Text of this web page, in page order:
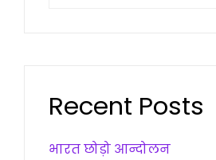
Recent Posts
भारत छोड़ो आन्दोलन